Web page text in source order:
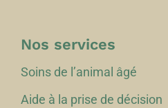
Nos services
Soins de l’animal âgé
Aide à la prise de décision